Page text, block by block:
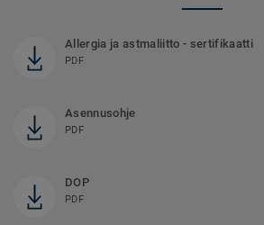
Allergia ja astmaliitto - sertifikaatti
PDF
Asennusohje
PDF
DOP
PDF